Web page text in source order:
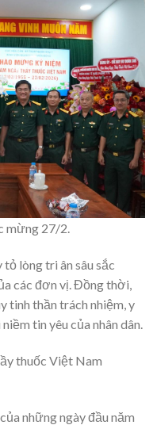
mừng 27/2.
lòng tri ân sâu sắc
các đơn vị. Đồng thời,
tinh thần trách nhiệm, y
tin yêu của nhân dân.
thuốc Việt Nam
những ngày đầu năm